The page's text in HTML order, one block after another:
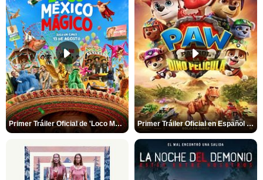
Primer Tráiler Oficial de 'Loco México Mágico' Primer Tráiler Oficial en Español de 'PAW Patrol La Dino Película'